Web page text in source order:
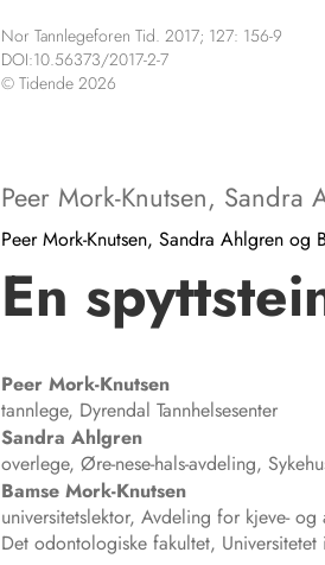
Nor Tannlegeforen Tid. 2017; 127: 156-9
DOI:10.56373/2017-2-7
© Tidende 2026
Peer Mork-Knutsen, Sandra
Peer Mork-Knutsen, Sandra Ahlgren og
En
Peer Mork-Knutsen
tannlege, Dyrendal Tannhelsesenter
Sandra Ahlgren
overlege, Øre-nese-hals-avdeling,
Bamse Mork-Knutsen
universitetslektor, Avdeling for kjeve-
Det odontologiske fakultet, Universitetet